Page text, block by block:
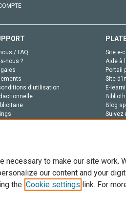
/ FAQ
nous ?
d'utilisation
Site e-
Aide à
Portail
Site
E-
Blog
Suivez
de ce site: Copyright © 2026 Elsevier, ses
a la formation en IA et aux technologies
necessary to make our site work.
our content and your
the Cookie settings link. For